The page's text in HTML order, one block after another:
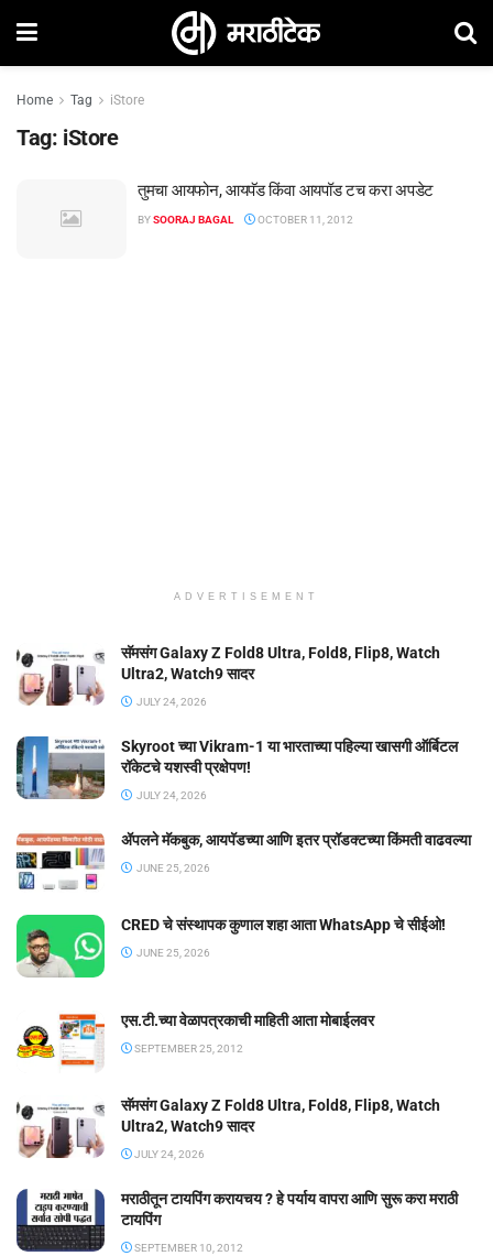
Home Tag iStore
Tag: iStore
तुमचा आयफोन, आयपॅड किंवा आयपॉड टच करा अपडेट
BYSOORAJ BAGAL OCTOBER 11, 2012
ADVERTISEMENT
सॅमसंग Galaxy Z Fold8 Ultra, Fold8, Flip8, Watch
Ultra2, Watch9 सादर
JULY 24, 2026
Skyroot च्या Vikram-1 या भारताच्या पहिल्या खासगी ऑर्बिटल
रॉकेटचे यशस्वी प्रक्षेपण!
JULY 24, 2026
ॲपलने मॅकबुक, आयपॅडच्या आणि इतर प्रॉडक्टच्या किंमती वाढवल्या
JUNE 25, 2026
CRED चे संस्थापक कुणाल शहा आता WhatsApp चे सीईओ!
JUNE 25, 2026
एस.टी.च्या वेळापत्रकाची माहिती आता मोबाईलवर
SEPTEMBER 25, 2012
सॅमसंग Galaxy Z Fold8 Ultra, Fold8, Flip8, Watch
Ultra2, Watch9 सादर
JULY 24, 2026
मराठीतून टायपिंग करायचय ? हे पर्याय वापरा आणि सुरू करा मराठी
टायपिंग
SEPTEMBER 10, 2012